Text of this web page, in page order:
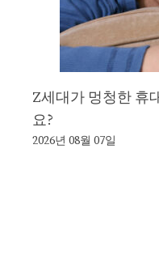
Z세대가 멍청한 휴
요?
2026년 08월 07일